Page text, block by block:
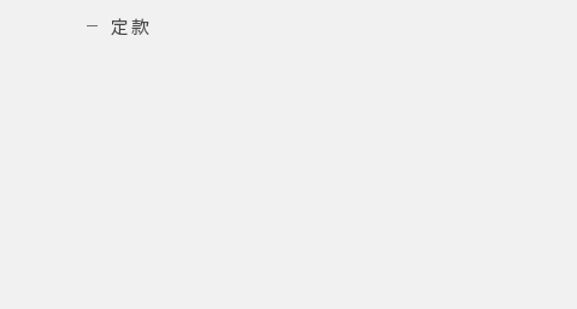
定款